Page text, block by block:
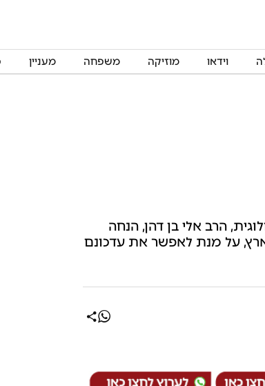
וידאו מוזיקה משפחה מעניין
הרב אלי בן דהן, הנחה
על מנת לאפשר את עדכונם